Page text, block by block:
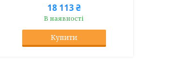
18 113 ₴
В наявності
Купити